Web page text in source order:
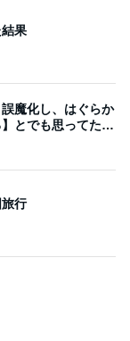
果
魔化し、はぐらか
とでも思ってたん
行